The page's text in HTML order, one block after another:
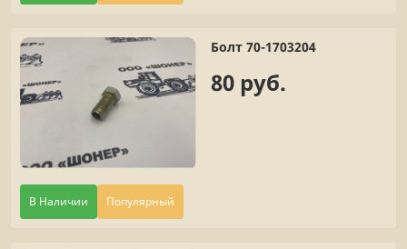
В Наличии Популярный
Болт 70-1703204
80 руб.